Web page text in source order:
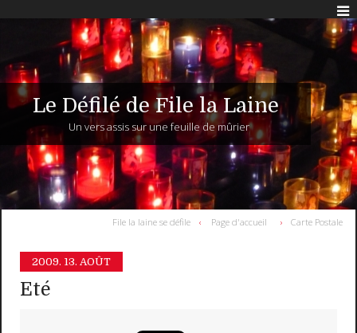
Le Défilé de File la Laine
Un vers assis sur une feuille de mûrier
File la laine se défile Page d'accueil Carte Postale
2009. 13. AOÛT
Eté